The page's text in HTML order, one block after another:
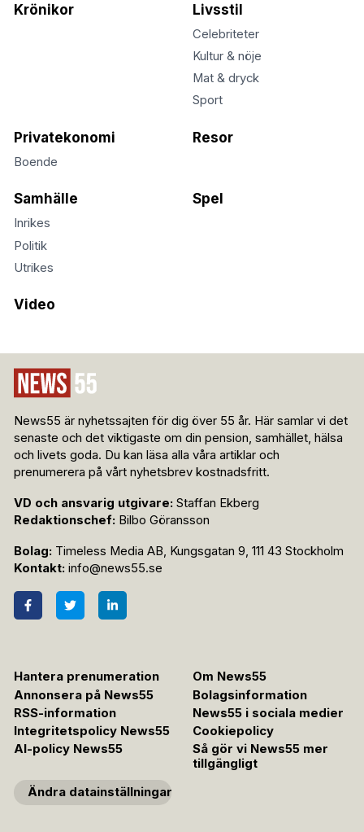
Krönikor Livsstil
Celebriteter
Kultur & nöje
Mat & dryck
Sport
Privatekonomi
Boende
Resor
Samhälle
Inrikes
Politik
Utrikes
Spel
Video
News55 är nyhetssajten för dig över 55 år. Här samlar vi det
senaste och det viktigaste om din pension, samhället, hälsa
och livets goda. Du kan läsa alla våra artiklar och
prenumerera på vårt nyhetsbrev kostnadsfritt.
VD och ansvarig utgivare: Staffan Ekberg
Redaktionschef: Bilbo Göransson
Bolag: Timeless Media AB, Kungsgatan 9, 111 43 Stockholm
Kontakt: info@news55.se
Hantera prenumeration
Om News55
Annonsera på News55
Bolagsinformation
RSS-information
News55 i sociala medier
Integritetspolicy News55
Cookiepolicy
AI-policy News55
Så gör vi News55 mer
tillgängligt
Ändra datainställningar